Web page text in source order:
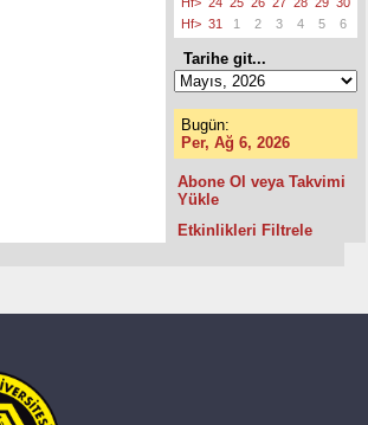
Hf> 31 1 2 3 4 5 6
Tarihe git...
Bugün:
Per, Ağ 6, 2026
Abone Ol veya Takvimi
Yükle
Etkinlikleri Filtrele